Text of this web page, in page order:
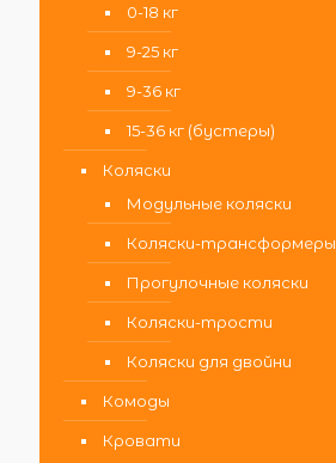
0-18 кг
9-25 кг
9-36 кг
15-36 кг (бустеры)
Коляски
Модульные коляски
Коляски-трансформеры
Прогулочные коляски
Коляски-трости
Коляски для двойни
Комоды
Кровати